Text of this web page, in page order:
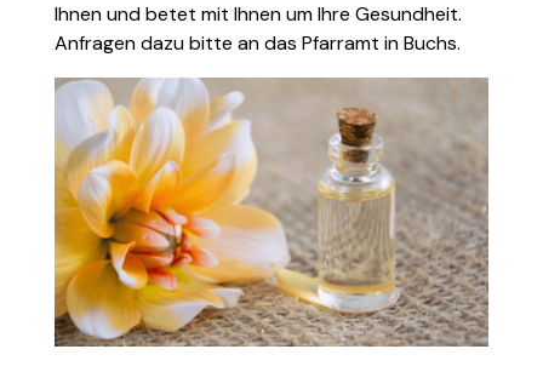
Ihnen und betet mit Ihnen um Ihre Gesundheit.
Anfragen dazu bitte an das Pfarramt in Buchs.